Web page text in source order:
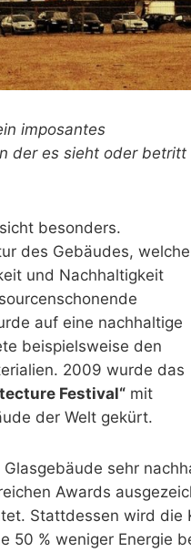
imposantes
der es sieht oder betritt
besonders.
des Gebäudes, welche
und Nachhaltigkeit
auf eine nachhaltige
beispielsweise den
2009 wurde das
Festival“ mit
der Welt gekürt.
sehr
Awards
Stattdessen wird
50 % weniger Energie